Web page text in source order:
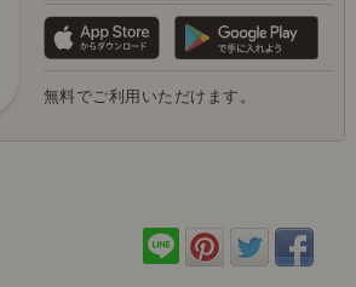
無料でご利用いただけます。